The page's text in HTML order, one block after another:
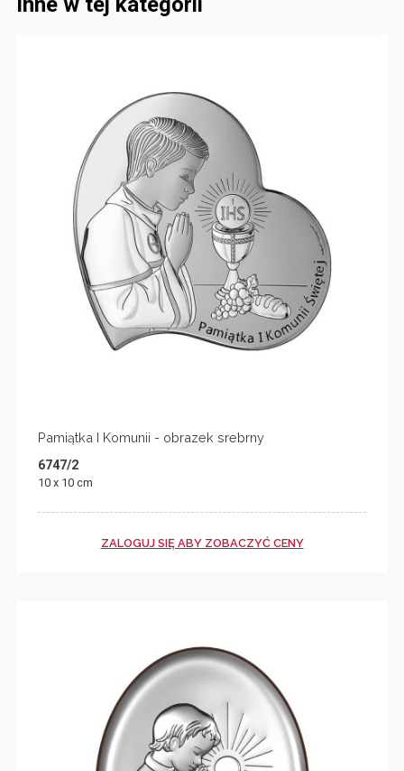
Pamiątka I Komunii - obrazek srebrny
6747/2
10 x 10 cm
ZALOGUJ SIĘ ABY ZOBACZYĆ CENY